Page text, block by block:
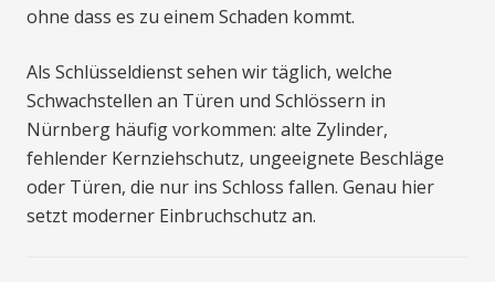
ohne dass es zu einem Schaden kommt.
Als Schlüsseldienst sehen wir täglich, welche
Schwachstellen an Türen und Schlössern in
Nürnberg häufig vorkommen: alte Zylinder,
fehlender Kernziehschutz, ungeeignete Beschläge
oder Türen, die nur ins Schloss fallen. Genau hier
setzt moderner Einbruchschutz an.